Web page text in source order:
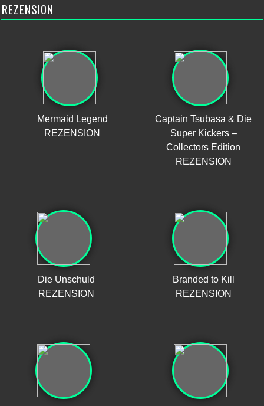
REZENSION
Mermaid Legend
REZENSION
Captain Tsubasa & Die
Super Kickers –
Collectors Edition
REZENSION
Die Unschuld
REZENSION
Branded to Kill
REZENSION